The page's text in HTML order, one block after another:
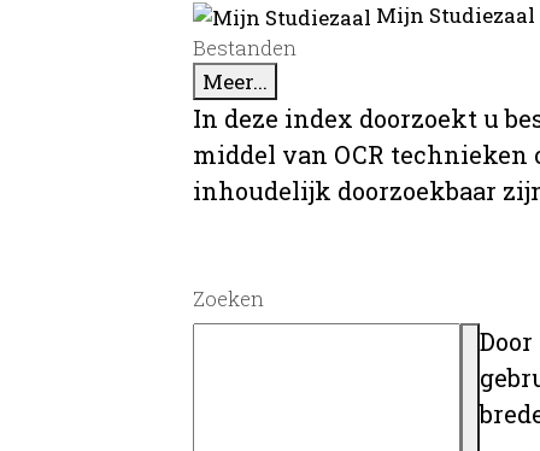
Mijn
Bestanden
Meer...
In deze index doorzoekt u
middel van OCR
inhoudelijk doorzoekbaar
Zoeken